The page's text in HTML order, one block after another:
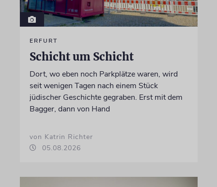
ERFURT
Schicht um Schicht
Dort, wo eben noch Parkplätze waren, wird
seit wenigen Tagen nach einem Stück
jüdischer Geschichte gegraben. Erst mit dem
Bagger, dann von Hand
von Katrin Richter
05.08.2026